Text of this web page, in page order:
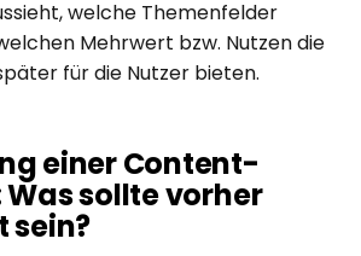
welche Themenfelder
Mehrwert bzw. Nutzen die
für die Nutzer bieten.
einer Content-
sollte vorher
sein?